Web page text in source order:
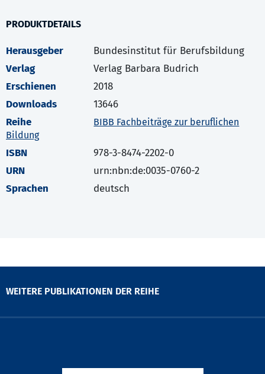
PRODUKTDETAILS
Herausgeber
Bundesinstitut für Berufsbildung
Verlag
Verlag Barbara Budrich
Erschienen
2018
Downloads
13646
Reihe
BIBB Fachbeiträge zur beruflichen
Bildung
ISBN
978-3-8474-2202-0
URN
urn:nbn:de:0035-0760-2
Sprachen
deutsch
WEITERE PUBLIKATIONEN DER REIHE